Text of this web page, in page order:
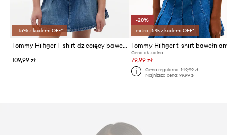
-15% z kodem: OFF*
Tommy Hilfiger T-shirt dziecięcy bawełniany
109,99 zł
-20%
extra -5% z kodem: OFF*
Cena aktualna:
79,99 zł
Cena regularna: 149,99 zł
Najniższa cena: 99,99 zł